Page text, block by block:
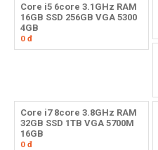
Core i5 6core 3.1GHz RAM
16GB SSD 256GB VGA 5300
4GB
0 đ
Core i7 8core 3.8GHz RAM
32GB SSD 1TB VGA 5700M
16GB
0 đ